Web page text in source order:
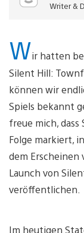
Writer &
Wir hatten
Silent Hill:
können wir
Spiels bekannt
freue mich,
Folge markiert,
dem Erscheinen
Launch von
veröffentlichen.
Im heutigen